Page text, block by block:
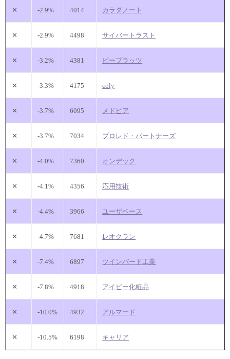
✕ -2.9% 4014 カラダノート
✕ -2.9% 4498 サイバートラスト
✕ -3.2% 4381 ビープラッツ
✕ -3.3% 4175 coly
✕ -3.7% 6095 メドピア
✕ -3.7% 7034 プロレド・パートナーズ
✕ -4.0% 7360 オンデック
✕ -4.1% 4356 応用技術
✕ -4.4% 3966 ユーザベース
✕ -4.7% 7681 レオクラン
✕ -7.4% 6897 ツインバード工業
✕ -7.8% 4918 アイビー化粧品
✕ -10.0% 4932 アルマード
✕ -10.5% 6198 キャリア